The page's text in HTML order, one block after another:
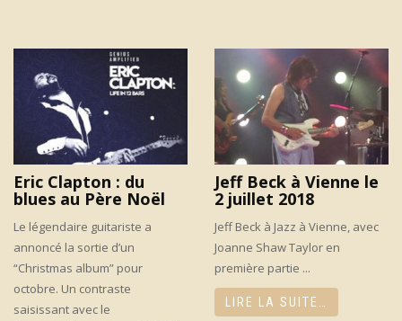
Eric Clapton : du
blues au Père Noël
Le légendaire guitariste a
annoncé la sortie d’un
“Christmas album” pour
octobre. Un contraste
saisissant avec le
Jeff Beck à Vienne le
2 juillet 2018
Jeff Beck à Jazz à Vienne, avec
Joanne Shaw Taylor en
première partie ...
LIRE LA SUITE…